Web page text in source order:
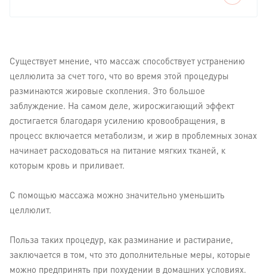
Существует мнение, что массаж способствует устранению
целлюлита за счет того, что во время этой процедуры
разминаются жировые скопления. Это большое
заблуждение. На самом деле, жиросжигающий эффект
достигается благодаря усилению кровообращения, в
процесс включается метаболизм, и жир в проблемных зонах
начинает расходоваться на питание мягких тканей, к
которым кровь и приливает.
С помощью массажа можно значительно уменьшить
целлюлит.
Польза таких процедур, как разминание и растирание,
заключается в том, что это дополнительные меры, которые
можно предпринять при похудении в домашних условиях.